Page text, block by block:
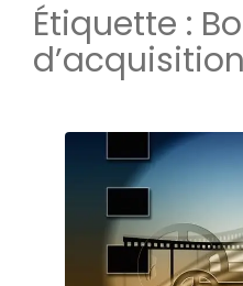
Étiquette :
d’acquisition